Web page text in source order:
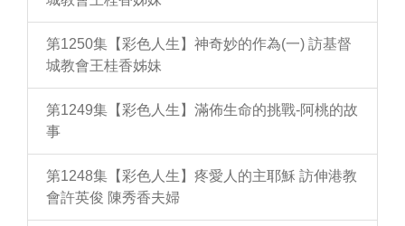
第1250集【彩色人生】神奇妙的作為(一) 訪基督
城教會王桂香姊妹
第1249集【彩色人生】滿佈生命的挑戰-阿桃的故
事
第1248集【彩色人生】疼愛人的主耶穌 訪伸港教
會許英俊 陳秀香夫婦